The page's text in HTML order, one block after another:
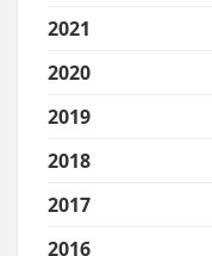
2021
2020
2019
2018
2017
2016